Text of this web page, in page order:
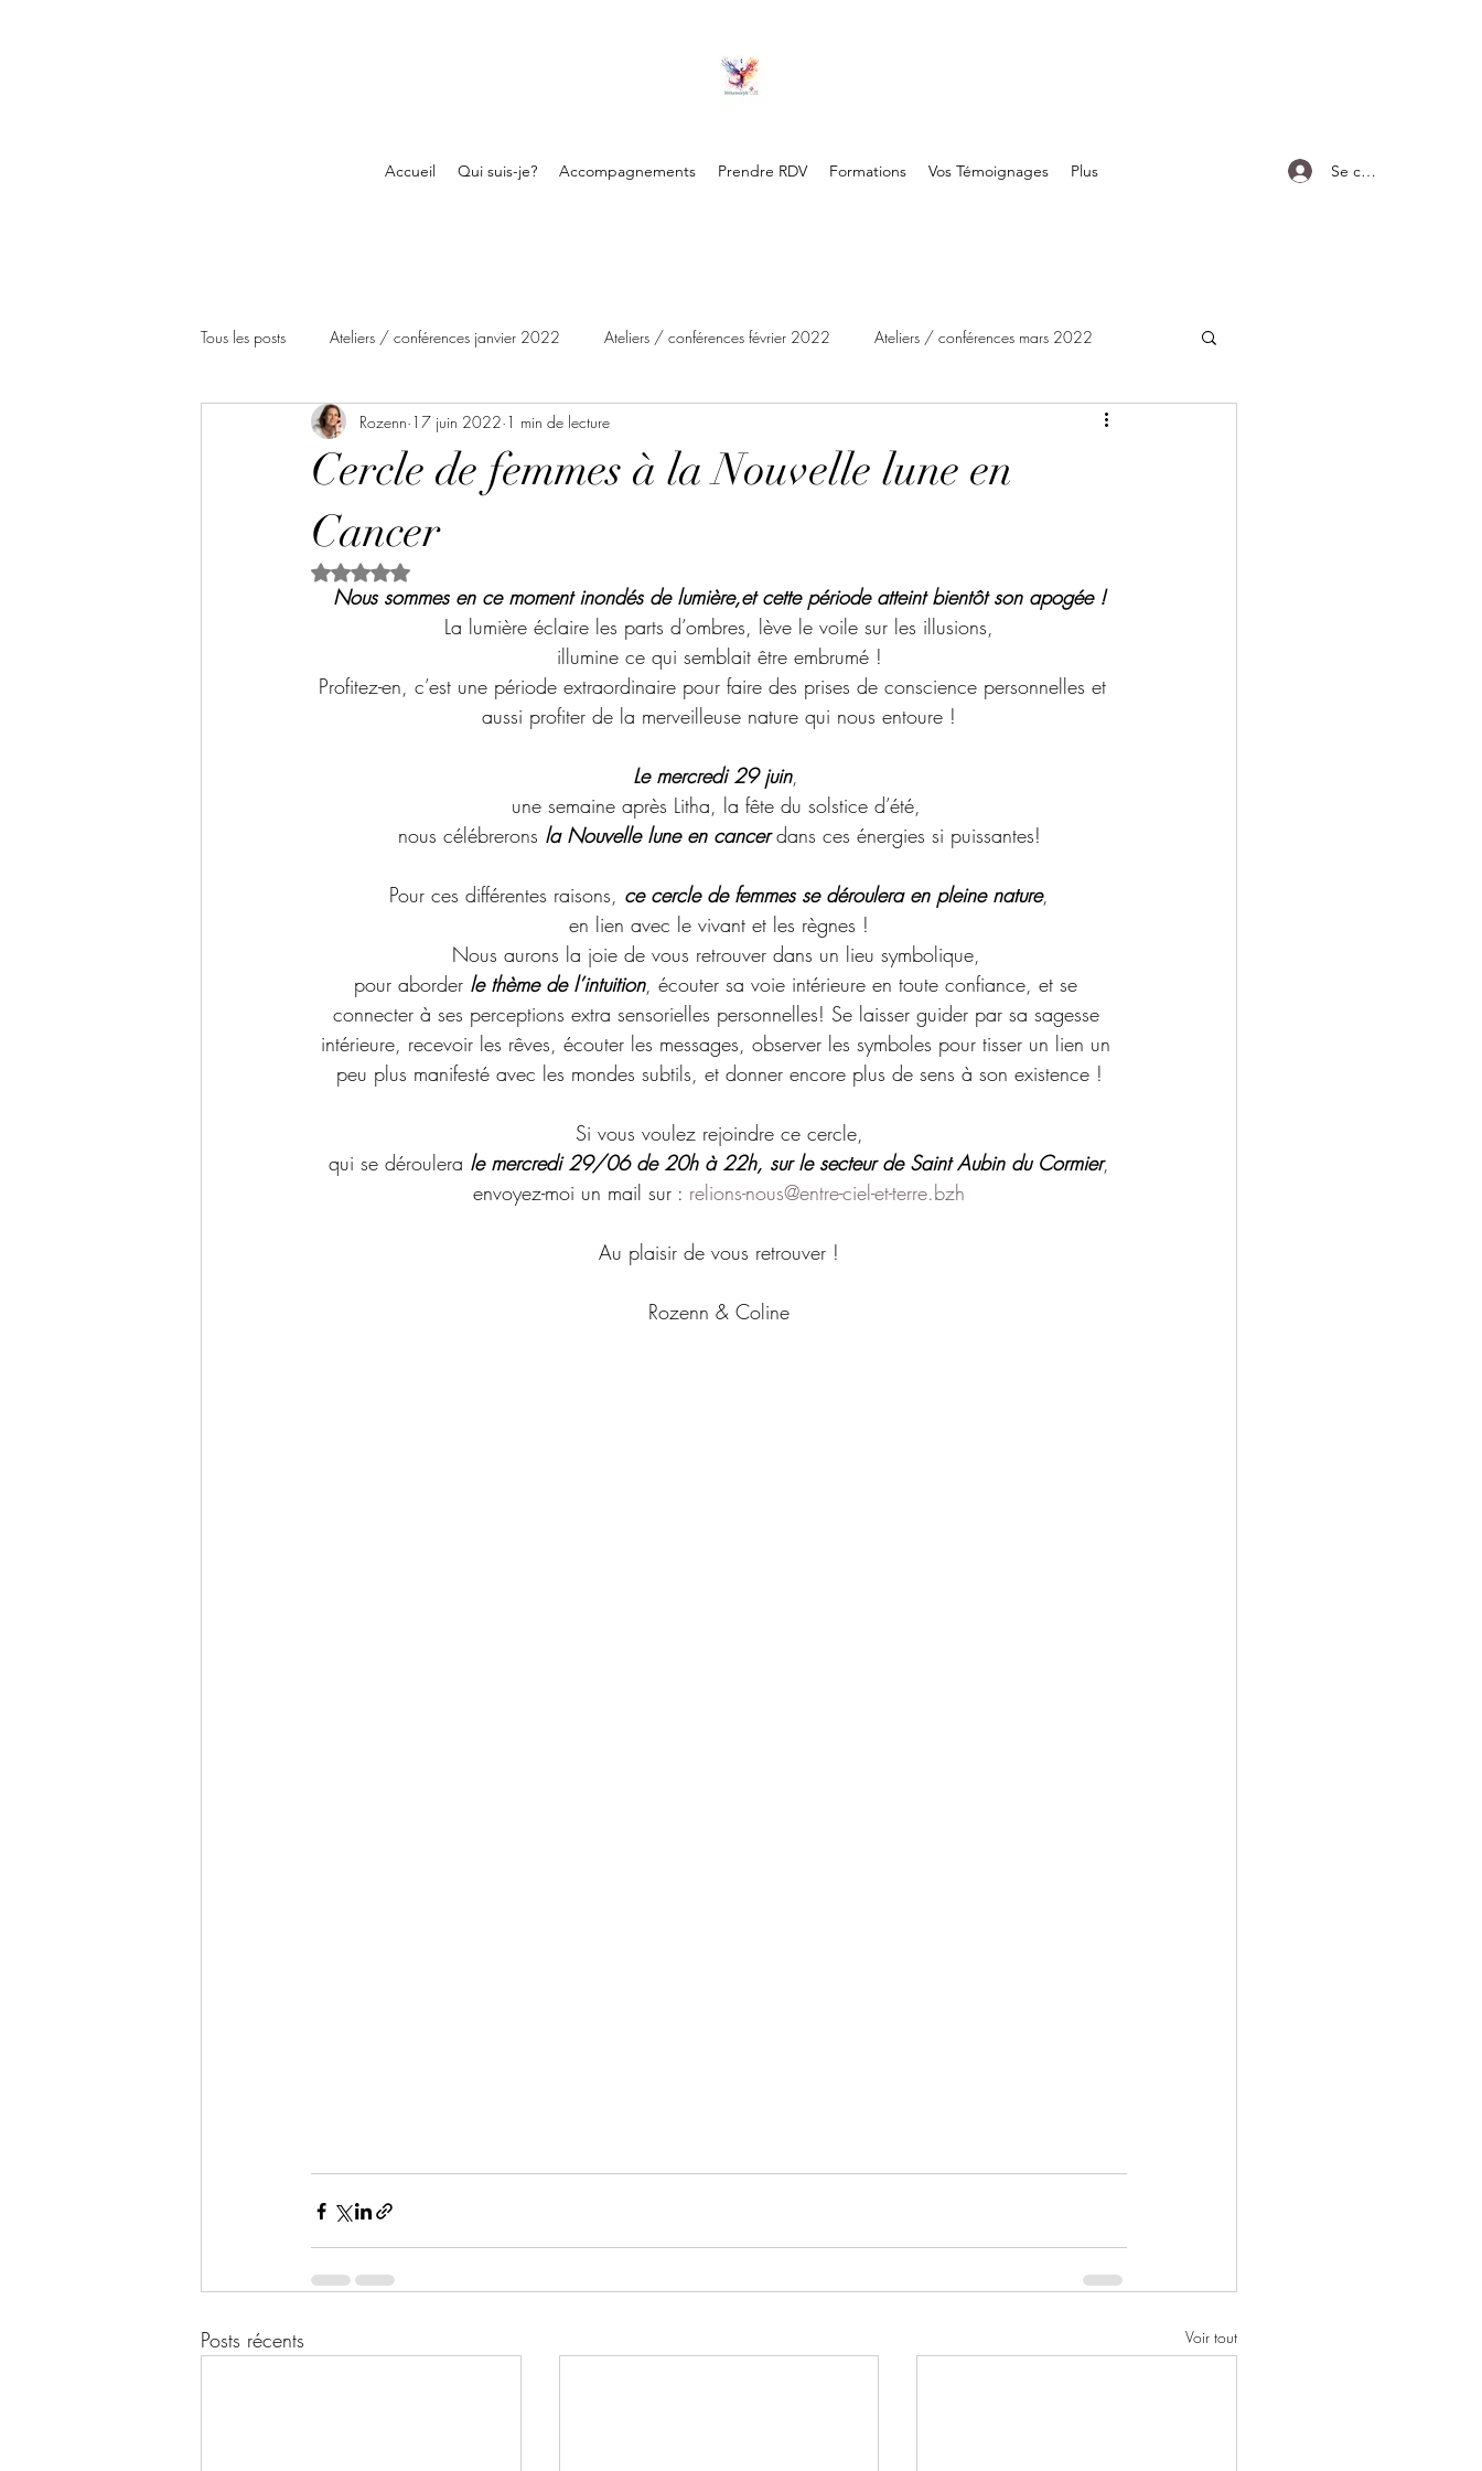
Accueil Qui suis-je? Accompagnements Prendre RDV Formations Vos Témoignages Plus Se connecter
Tous les posts Ateliers / conférences janvier 2022 Ateliers / conférences février 2022 Ateliers / conférences mars 2022
Ateliers / conférences avril 2022 Ateliers / conférences mai 2022
Ateliers / conférences juillet 2022
Ateliers / conférences août 2022 Atelier novembre 2022 Atelier décembre 2022 Atelier février 2023
Atelier avril 2023 Atelier mai 2023
Cercle de femmes à la Nouvelle lune en
Cancer
Rozenn 17 juin 2022 1 min de lecture
Noté NaN étoiles sur 5.
Nous sommes en ce moment inondés de lumière,et cette période atteint bientôt son apogée !
La lumière éclaire les parts d’ombres, lève le voile sur les illusions,
illumine ce qui semblait être embrumé !
Profitez-en, c’est une période extraordinaire pour faire des prises de conscience personnelles et
aussi profiter de la merveilleuse nature qui nous entoure !
Le mercredi 29 juin,
une semaine après Litha, la fête du solstice d’été,
nous célébrerons la Nouvelle lune en cancer dans ces énergies si puissantes!
Pour ces différentes raisons, ce cercle de femmes se déroulera en pleine nature,
en lien avec le vivant et les règnes !
Nous aurons la joie de vous retrouver dans un lieu symbolique,
pour aborder le thème de l’intuition, écouter sa voie intérieure en toute confiance, et se
connecter à ses perceptions extra sensorielles personnelles! Se laisser guider par sa sagesse
intérieure, recevoir les rêves, écouter les messages, observer les symboles pour tisser un lien un
peu plus manifesté avec les mondes subtils, et donner encore plus de sens à son existence !
Si vous voulez rejoindre ce cercle,
qui se déroulera le mercredi 29/06 de 20h à 22h, sur le secteur de Saint Aubin du Cormier,
envoyez-moi un mail sur : relions-nous@entre-ciel-et-terre.bzh
Au plaisir de vous retrouver !
Rozenn & Coline
Posts récents Voir tout